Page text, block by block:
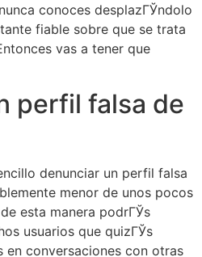
conoces desplazГЎndolo
fiable sobre que se trata
vas a tener que
perfil falsa de
denunciar un perfil falsa
menor de unos pocos
esta manera podrГЎs
usuarios que quizГЎs
en conversaciones con otras